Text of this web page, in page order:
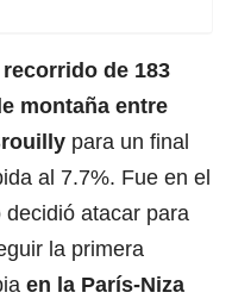
de 183
montaña entre
para un final
al 7.7%. Fue en el
atacar para
la primera
en la París-Niza